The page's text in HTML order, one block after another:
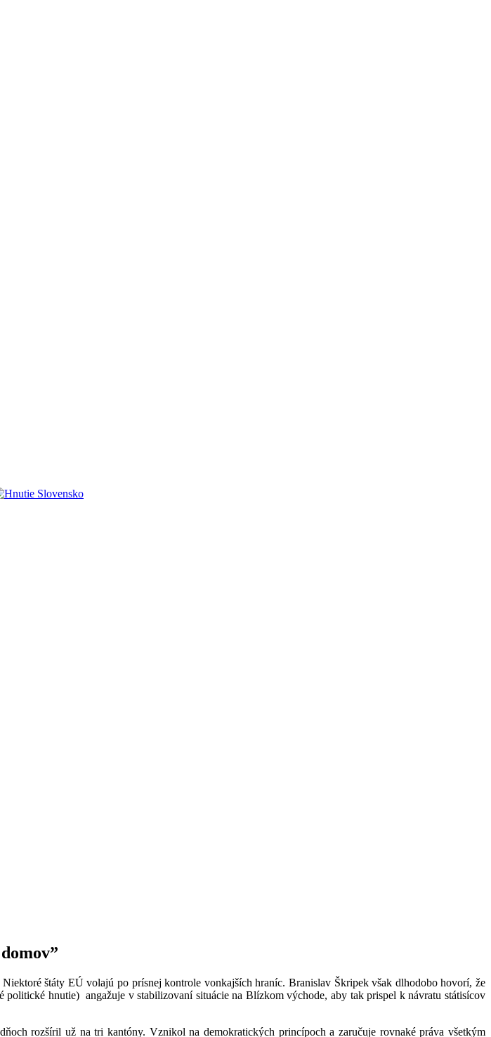
štáty EÚ volajú po prísnej kontrole vonkajších hraníc. Branislav Škripek však dlhodobo hovorí, že
politické hnutie) angažuje v stabilizovaní situácie na Blízkom východe, aby tak prispel k návratu státisícov
rozšíril už na tri kantóny. Vznikol na demokratických princípoch a zaručuje rovnaké práva všetkým